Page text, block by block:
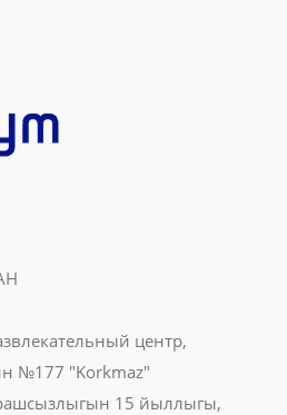
утюги для обычного
центр,
№177 "Korkmaz"
15 йыллыгы,